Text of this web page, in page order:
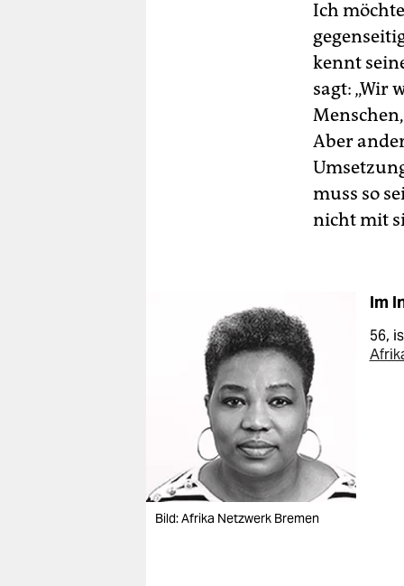
Ich
kennt
sagt: „Wir
Aber
muss so
nicht mit
Bild: Afrika Netzwerk Bremen
Im
56,